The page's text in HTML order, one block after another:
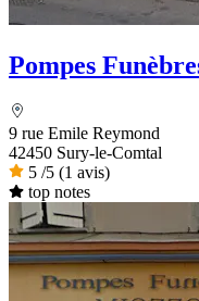
Pompes
9 rue Emile Reymond
42450 Sury-le-Comtal
5 /5 (1 avis)
top notes